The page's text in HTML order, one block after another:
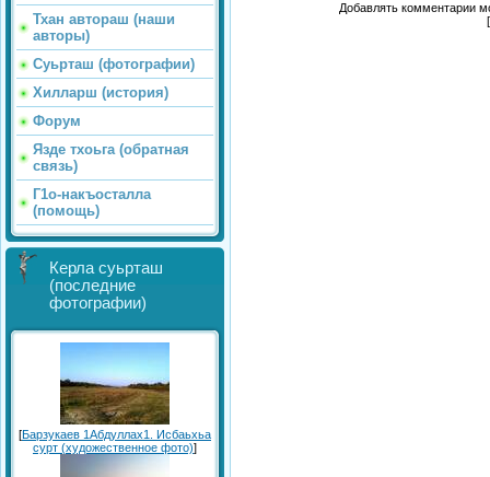
Тхан автораш (наши
авторы)
Суьрташ (фотографии)
Хилларш (история)
Форум
Язде тхоьга (обратная
связь)
Г1о-накъосталла
(помощь)
Керла суьрташ
(последние
фотографии)
[Барзукаев 1Абдуллах1. Исбаьхьа
сурт (художественное фото)]
Добавлять комментарии